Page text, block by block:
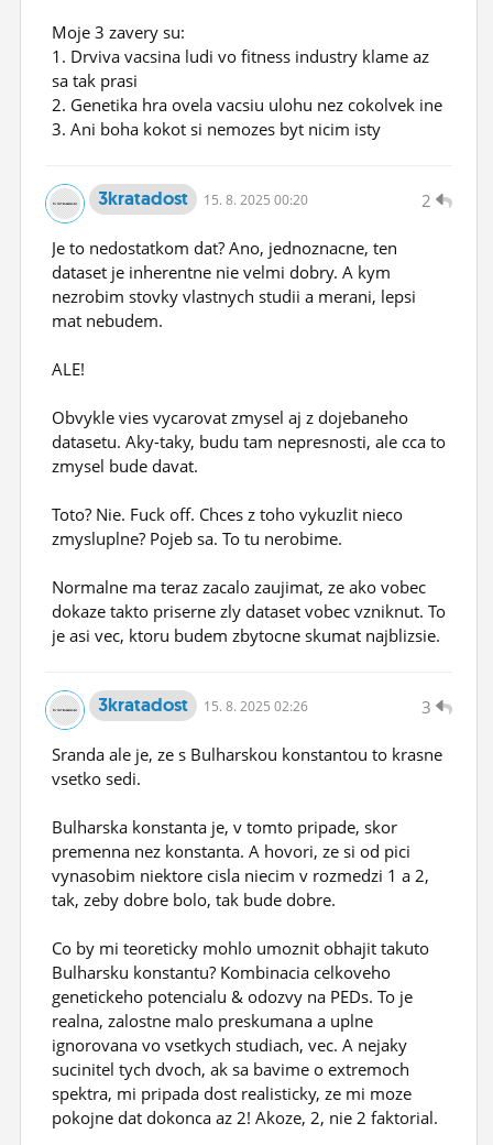
Moje 3 zavery su:
1. Drviva vacsina ludi vo fitness industry klame az
sa tak prasi
2. Genetika hra ovela vacsiu ulohu nez cokolvek ine
3. Ani boha kokot si nemozes byt nicim isty
2
3kratadost 15. 8. 2025 00:20
Je to nedostatkom dat? Ano, jednoznacne, ten
dataset je inherentne nie velmi dobry. A kym
nezrobim stovky vlastnych studii a merani, lepsi
mat nebudem.
ALE!
Obvykle vies vycarovat zmysel aj z dojebaneho
datasetu. Aky-taky, budu tam nepresnosti, ale cca to
zmysel bude davat.
Toto? Nie. Fuck off. Chces z toho vykuzlit nieco
zmysluplne? Pojeb sa. To tu nerobime.
Normalne ma teraz zacalo zaujimat, ze ako vobec
dokaze takto priserne zly dataset vobec vzniknut. To
je asi vec, ktoru budem zbytocne skumat najblizsie.
3
3kratadost 15. 8. 2025 02:26
Sranda ale je, ze s Bulharskou konstantou to krasne
vsetko sedi.
Bulharska konstanta je, v tomto pripade, skor
premenna nez konstanta. A hovori, ze si od pici
vynasobim niektore cisla niecim v rozmedzi 1 a 2,
tak, zeby dobre bolo, tak bude dobre.
Co by mi teoreticky mohlo umoznit obhajit takuto
Bulharsku konstantu? Kombinacia celkoveho
genetickeho potencialu & odozvy na PEDs. To je
realna, zalostne malo preskumana a uplne
ignorovana vo vsetkych studiach, vec. A nejaky
sucinitel tych dvoch, ak sa bavime o extremoch
spektra, mi pripada dost realisticky, ze mi moze
pokojne dat dokonca az 2! Akoze, 2, nie 2 faktorial.